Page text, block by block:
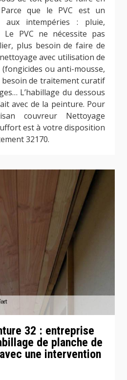
que le PVC est un
aux intempéries : pluie,
PVC ne nécessite pas
plus besoin de faire de
avec utilisation de
ou anti-mousse,
besoin de traitement curatif
L’habillage du dessous
avec de la peinture. Pour
couvreur Nettoyage
est à votre disposition
32170.
32 : entreprise
de planche de
une intervention